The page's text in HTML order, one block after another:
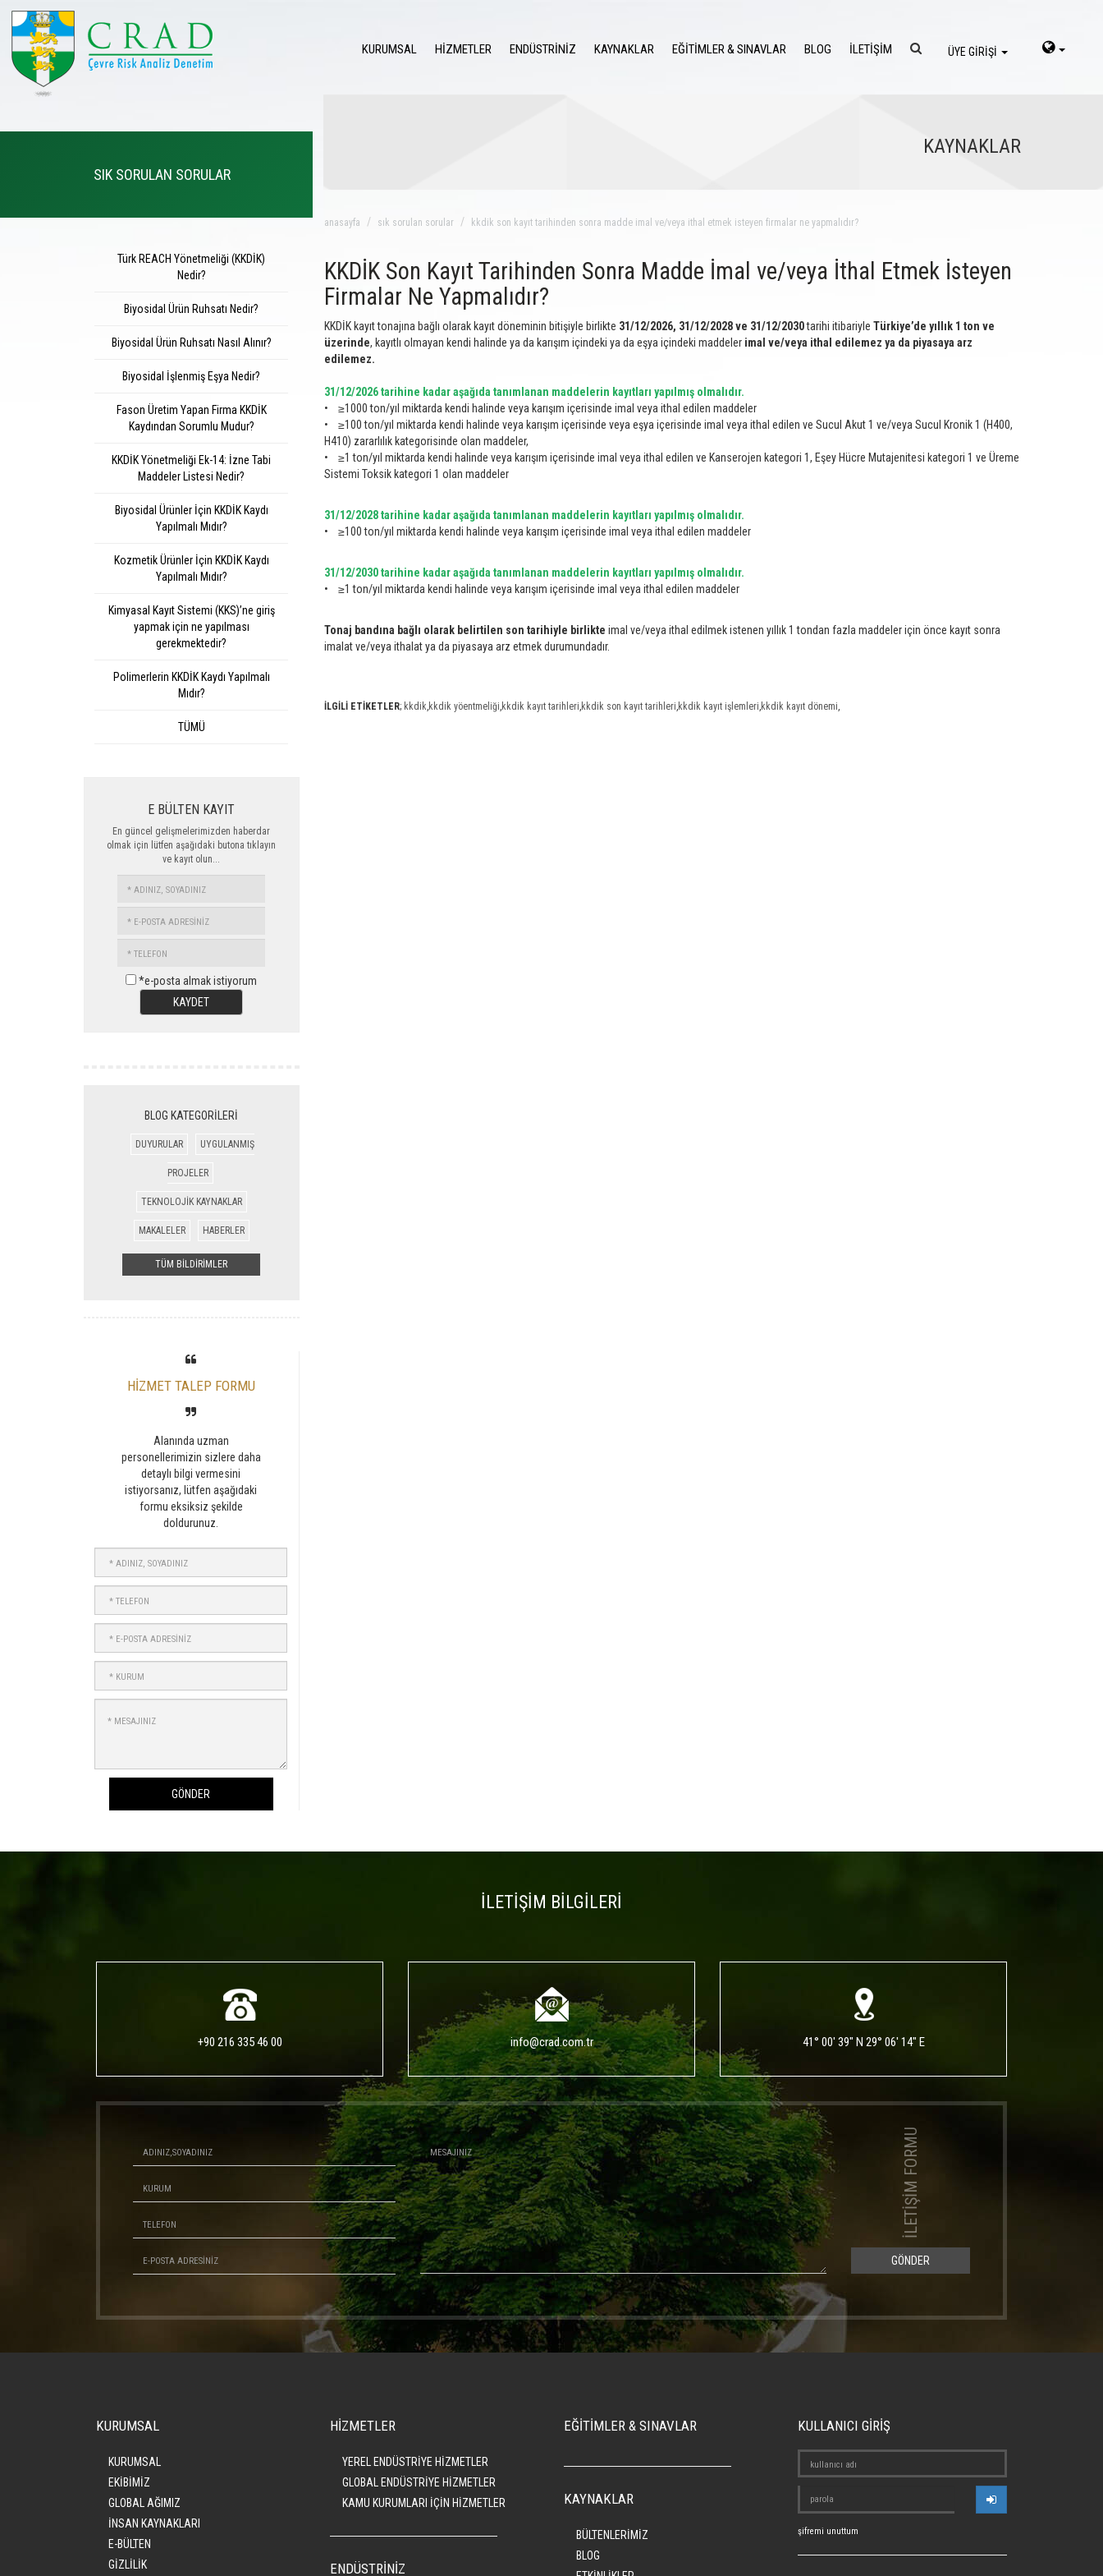
KURUMSAL HİZMETLER ENDÜSTRİNİZ KAYNAKLAR EĞİTİMLER & SINAVLAR BLOG İLETİŞİM ÜYE GİRİŞİ
SIK SORULAN SORULAR
KAYNAKLAR
Türk REACH Yönetmeliği (KKDİK)
Nedir?
Biyosidal Ürün Ruhsatı Nedir?
Biyosidal Ürün Ruhsatı Nasıl Alınır?
Biyosidal İşlenmiş Eşya Nedir?
Fason Üretim Yapan Firma KKDİK
Kaydından Sorumlu Mudur?
KKDİK Yönetmeliği Ek-14: İzne Tabi
Maddeler Listesi Nedir?
Biyosidal Ürünler İçin KKDİK Kaydı
Yapılmalı Mıdır?
Kozmetik Ürünler İçin KKDİK Kaydı
Yapılmalı Mıdır?
Kimyasal Kayıt Sistemi (KKS)’ne giriş
yapmak için ne yapılması
gerekmektedir?
Polimerlerin KKDİK Kaydı Yapılmalı
Mıdır?
TÜMÜ
E BÜLTEN KAYIT
En güncel gelişmelerimizden haberdar
olmak için lütfen aşağıdaki butona tıklayın
ve kayıt olun...
*e-posta almak istiyorum
KAYDET
BLOG KATEGORİLERİ
DUYURULAR UYGULANMIŞ
PROJELER
TEKNOLOJİK KAYNAKLAR
MAKALELER HABERLER
TÜM BİLDİRİMLER
HİZMET TALEP FORMU
Alanında uzman
personellerimizin sizlere daha
detaylı bilgi vermesini
istiyorsanız, lütfen aşağıdaki
formu eksiksiz şekilde
doldurunuz.
SOYADINIZ
ADRESİNİZ
GÖNDER
anasayfa sık sorulan sorular kkdik son kayıt tarihinden sonra madde imal ve/veya ithal etmek isteyen firmalar ne yapmalıdır?
KKDİK Son Kayıt Tarihinden Sonra Madde İmal ve/veya İthal Etmek İsteyen
Firmalar Ne Yapmalıdır?
KKDİK kayıt tonajına bağlı olarak kayıt döneminin bitişiyle birlikte 31/12/2026, 31/12/2028 ve 31/12/2030tarihi itibariyle Türkiye’de yıllık 1 ton ve
üzerinde, kayıtlı olmayan kendi halinde ya da karışım içindeki ya da eşya içindeki maddeler imal ve/veya ithal edilemez ya da piyasaya arz
edilemez.
31/12/2026 tarihine kadar aşağıda tanımlanan maddelerin kayıtları yapılmış olmalıdır.
• ≥1000 ton/yıl miktarda kendi halinde veya karışım içerisinde imal veya ithal edilen maddeler
• ≥100 ton/yıl miktarda kendi halinde veya karışım içerisinde veya eşya içerisinde imal veya ithal edilen ve Sucul Akut 1 ve/veya Sucul Kronik 1 (H400,
H410) zararlılık kategorisinde olan maddeler,
• ≥1 ton/yıl miktarda kendi halinde veya karışım içerisinde imal veya ithal edilen ve Kanserojen kategori 1, Eşey Hücre Mutajenitesi kategori 1 ve Üreme
Sistemi Toksik kategori 1 olan maddeler
31/12/2028 tarihine kadar aşağıda tanımlanan maddelerin kayıtları yapılmış olmalıdır.
• ≥100 ton/yıl miktarda kendi halinde veya karışım içerisinde imal veya ithal edilen maddeler
31/12/2030 tarihine kadar aşağıda tanımlanan maddelerin kayıtları yapılmış olmalıdır.
• ≥1 ton/yıl miktarda kendi halinde veya karışım içerisinde imal veya ithal edilen maddeler
Tonaj bandına bağlı olarak belirtilen son tarihiyle birlikte imal ve/veya ithal edilmek istenen yıllık 1 tondan fazla maddeler için önce kayıt sonra
imalat ve/veya ithalat ya da piyasaya arz etmek durumundadır.
İLGİLİ ETİKETLER; kkdik,kkdik yöentmeliği,kkdik kayıt tarihleri,kkdik son kayıt tarihleri,kkdik kayıt işlemleri,kkdik kayıt dönemi,
İLETİŞİM BİLGİLERİ
+90 216 335 46 00 info@crad.com.tr 41° 00' 39" N 29° 06' 14" E
İLETİŞİM FORMU
GÖNDER
KURUMSAL
KURUMSAL
EKİBİMİZ
GLOBAL AĞIMIZ
İNSAN KAYNAKLARI
E-BÜLTEN
GİZLİLİK
HİZMETLER
YEREL ENDÜSTRİYE HİZMETLER
GLOBAL ENDÜSTRİYE HİZMETLER
KAMU KURUMLARI İÇİN HİZMETLER
ENDÜSTRİNİZ
EĞİTİMLER & SINAVLAR
KAYNAKLAR
BÜLTENLERİMİZ
BLOG
KULLANICI GİRİŞ
şifremi unuttum